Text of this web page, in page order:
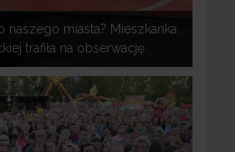
naszego miasta? Mieszkanka
trafiła na obserwację